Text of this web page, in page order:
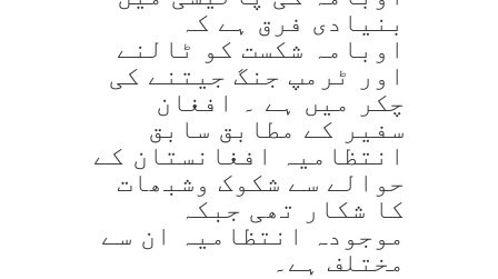
بنیادی فرق ہے کہ
اوبامہ شکست کو ٹالنے
اور ٹرمپ جنگ جیتنے کی
چکر میں ہے ۔ افغان
سفیر کے مطابق سابق
انتظامیہ افغانستان کے
حوالے سے شکوک وشبھات
کا شکار تھی جبکہ
موجودہ انتظامیہ ان سے
مختلف ہے۔